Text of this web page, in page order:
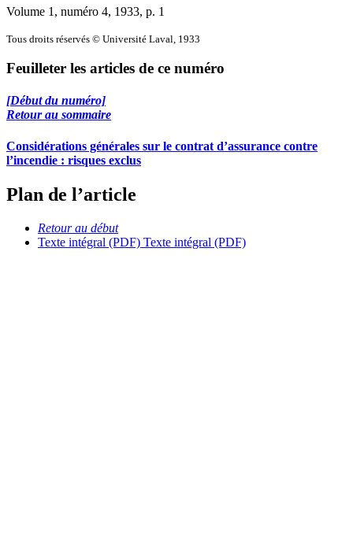
Volume 1, numéro 4, 1933, p. 1
Tous droits réservés © Université Laval, 1933
Feuilleter les articles de ce numéro
[Début du numéro]
Retour au sommaire
Considérations générales sur le contrat d’assurance contre
l’incendie : risques exclus
Plan de l’article
Retour au début
Texte intégral (PDF) Texte intégral (PDF)